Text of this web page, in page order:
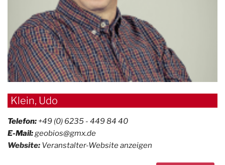
Klein, Udo
Telefon: +49 (0) 6235 - 449 84 40
E-Mail:geobios@gmx.de
Website: Veranstalter-Website anzeigen